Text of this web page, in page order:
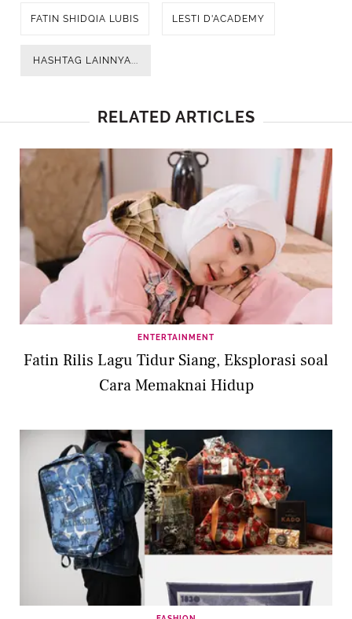
FATIN SHIDQIA LUBIS LESTI D'ACADEMY
HASHTAG LAINNYA...
RELATED ARTICLES
ENTERTAINMENT
Fatin Rilis Lagu Tidur Siang, Eksplorasi soal
Cara Memaknai Hidup